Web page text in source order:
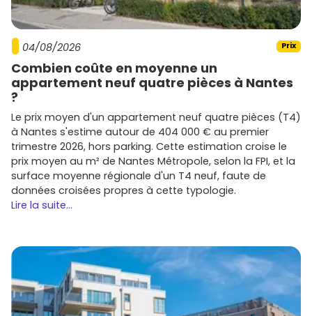
04/08/2026 Prix
Combien coûte en moyenne un
appartement neuf quatre pièces à Nantes
?
Le prix moyen d'un appartement neuf quatre pièces (T4)
à Nantes s'estime autour de 404 000 € au premier
trimestre 2026, hors parking. Cette estimation croise le
prix moyen au m² de Nantes Métropole, selon la FPI, et la
surface moyenne régionale d'un T4 neuf, faute de
données croisées propres à cette typologie.
Lire la suite...